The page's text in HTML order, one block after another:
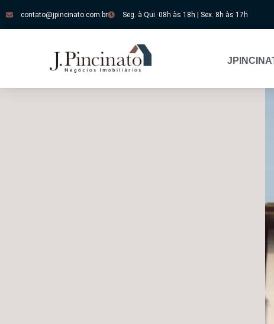
contato@jpincinato.com.br Seg. à Qui. 08h às 18h | Sex. 8h às 17h